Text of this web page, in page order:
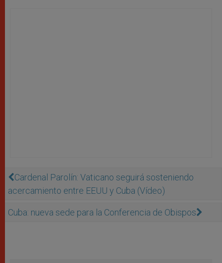
Cardenal Parolín: Vaticano seguirá sosteniendo
acercamiento entre EEUU y Cuba (Vídeo)
Cuba: nueva sede para la Conferencia de Obispos